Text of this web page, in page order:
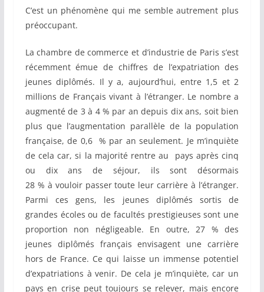
C’est un phénomène qui me semble autrement plus
préoccupant.
La chambre de commerce et d’industrie de Paris s’est
récemment émue de chiffres de l’expatriation des
jeunes diplômés. Il y a, aujourd’hui, entre 1,5 et 2
millions de Français vivant à l’étranger. Le nombre a
augmenté de 3 à 4 % par an depuis dix ans, soit bien
plus que l’augmentation parallèle de la population
française, de 0,6 % par an seulement. Je m’inquiète
de cela car, si la majorité rentre au pays après cinq
ou dix ans de séjour, ils sont désormais
28 % à vouloir passer toute leur carrière à l’étranger.
Parmi ces gens, les jeunes diplômés sortis de
grandes écoles ou de facultés prestigieuses sont une
proportion non négligeable. En outre, 27 % des
jeunes diplômés français envisagent une carrière
hors de France. Ce qui laisse un immense potentiel
d’expatriations à venir. De cela je m’inquiète, car un
pays en crise peut toujours se relever, mais encore